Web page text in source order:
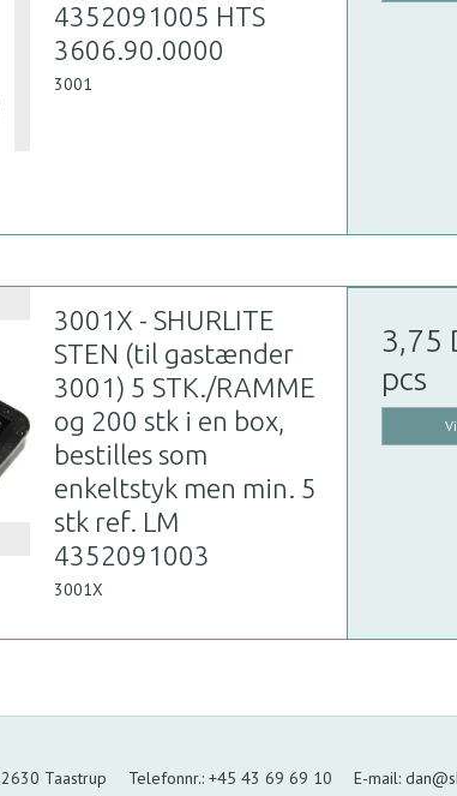
4352091005 HTS
3606.90.0000
3001
3001X - SHURLITE
STEN (til gastænder
3001) 5 STK./RAMME
og 200 stk i en box,
bestilles som
enkeltstyk men min. 5
stk ref. LM
4352091003
3001X
3,75
pcs
2630 Taastrup Telefonnr.: +45 43 69 69 10 E-mail: